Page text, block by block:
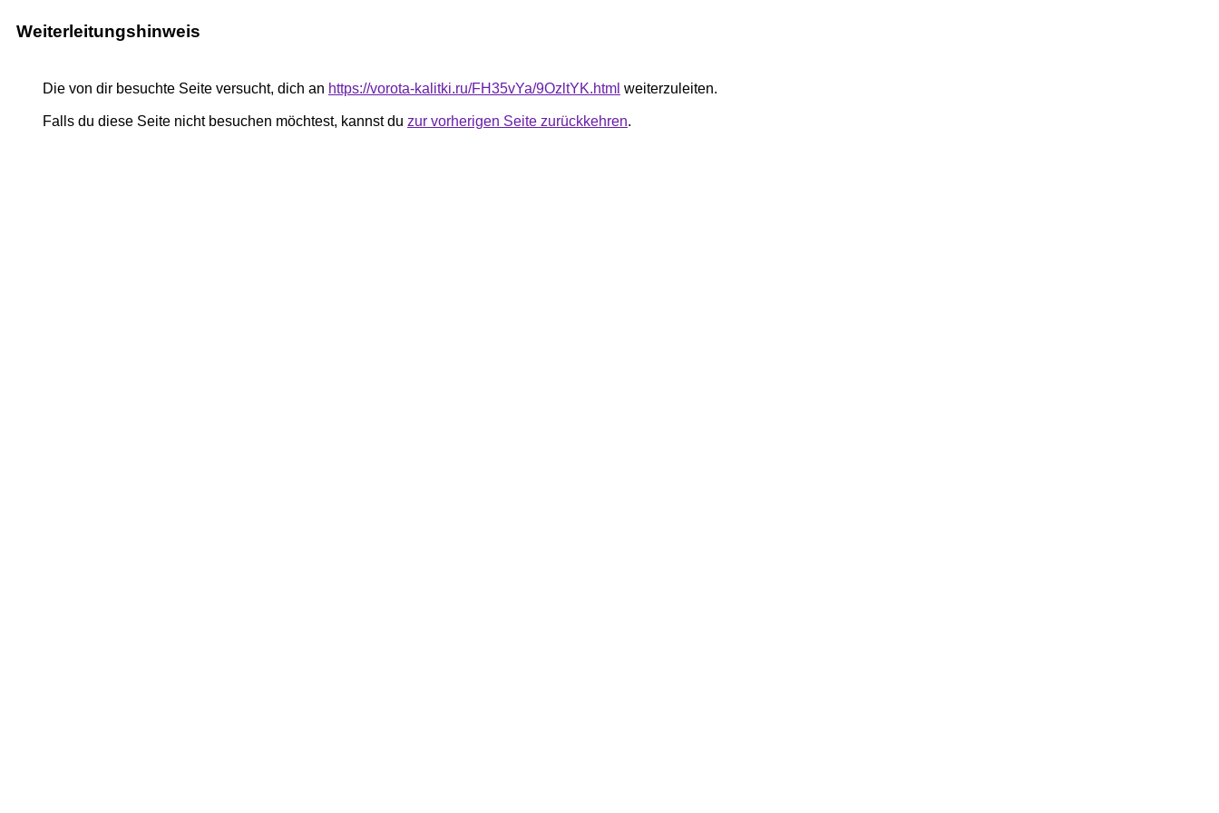
Weiterleitungshinweis
Die von dir besuchte Seite versucht, dich an https://vorota-kalitki.ru/FH35vYa/9OzltYK.html weiterzuleiten.
Falls du diese Seite nicht besuchen möchtest, kannst du zur vorherigen Seite zurückkehren.